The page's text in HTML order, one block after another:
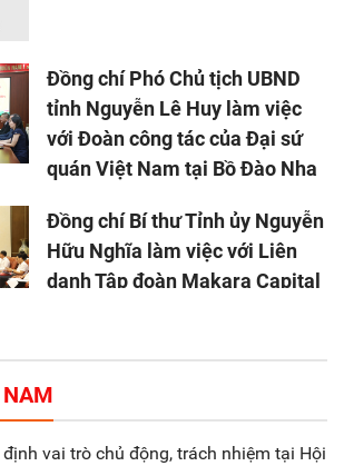
Đồng chí Phó Chủ tịch UBND
tỉnh Nguyễn Lê Huy làm việc
với Đoàn công tác của Đại sứ
quán Việt Nam tại Bồ Đào Nha
Đồng chí Bí thư Tỉnh ủy Nguyễn
Hữu Nghĩa làm việc với Liên
danh Tập đoàn Makara Capital
Tổng thu ngân sách nhà nước 9
tháng đầu năm 2025 đạt trên
70.600 tỷ đồng
vai trò chủ động, trách nhiệm tại Hội